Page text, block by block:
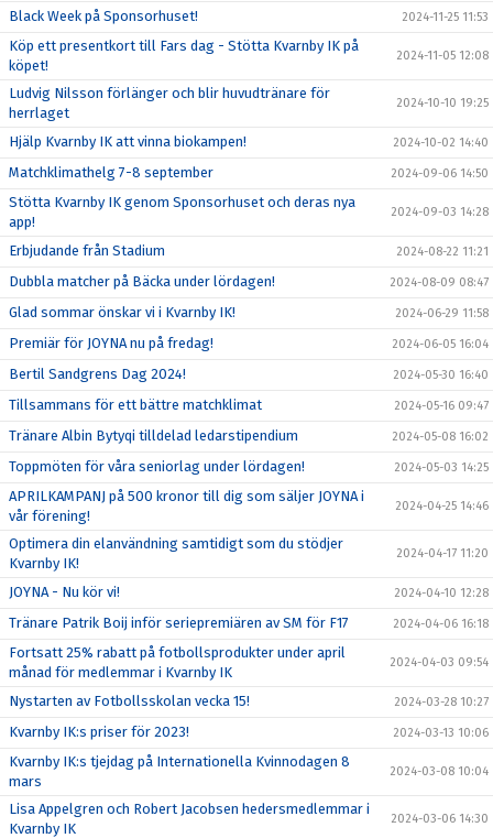
Black Week på Sponsorhuset! 2024-11-25 11:53
Köp ett presentkort till Fars dag - Stötta Kvarnby IK på
köpet!
2024-11-05 12:08
Ludvig Nilsson förlänger och blir huvudtränare för
herrlaget
2024-10-10 19:25
Hjälp Kvarnby IK att vinna biokampen! 2024-10-02 14:40
Matchklimathelg 7-8 september 2024-09-06 14:50
Stötta Kvarnby IK genom Sponsorhuset och deras nya
app!
2024-09-03 14:28
Erbjudande från Stadium 2024-08-22 11:21
Dubbla matcher på Bäcka under lördagen! 2024-08-09 08:47
Glad sommar önskar vi i Kvarnby IK! 2024-06-29 11:58
Premiär för JOYNA nu på fredag! 2024-06-05 16:04
Bertil Sandgrens Dag 2024! 2024-05-30 16:40
Tillsammans för ett bättre matchklimat 2024-05-16 09:47
Tränare Albin Bytyqi tilldelad ledarstipendium 2024-05-08 16:02
Toppmöten för våra seniorlag under lördagen! 2024-05-03 14:25
APRILKAMPANJ på 500 kronor till dig som säljer JOYNA i
vår förening!
2024-04-25 14:46
Optimera din elanvändning samtidigt som du stödjer
Kvarnby IK!
2024-04-17 11:20
JOYNA - Nu kör vi! 2024-04-10 12:28
Tränare Patrik Boij inför seriepremiären av SM för F17 2024-04-06 16:18
Fortsatt 25% rabatt på fotbollsprodukter under april
månad för medlemmar i Kvarnby IK
2024-04-03 09:54
Nystarten av Fotbollsskolan vecka 15! 2024-03-28 10:27
Kvarnby IK:s priser för 2023! 2024-03-13 10:06
Kvarnby IK:s tjejdag på Internationella Kvinnodagen 8
mars
2024-03-08 10:04
Lisa Appelgren och Robert Jacobsen hedersmedlemmar i
Kvarnby IK
2024-03-06 14:30